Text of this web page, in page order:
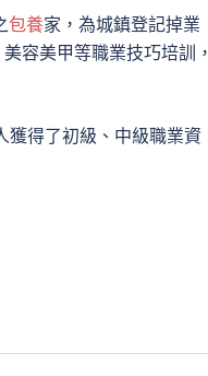
包養家，為城鎮登記掉業
容美甲等職業技巧培訓，
獲得了初級、中級職業資